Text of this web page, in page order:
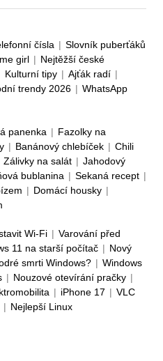
čísla | Slovník puberťáků
girl | Nejtěžší české
Kulturní tipy | Ajťák radí |
trendy 2026 | WhatsApp
panenka | Fazolky na
| Banánový chlebíček | Chili
Zálivky na salát | Jahodový
bublanina | Sekaná recept |
| Domácí housky |
Wi-Fi | Varování před
11 na starší počítač | Nový
smrti Windows? | Windows
| Nouzové otevírání pračky |
| iPhone 17 | VLC
| Nejlepší Linux